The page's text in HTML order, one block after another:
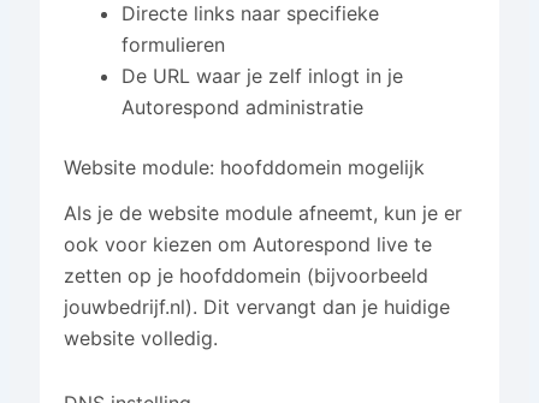
Directe links naar specifieke
formulieren
De URL waar je zelf inlogt in je
Autorespond administratie
Website module: hoofddomein mogelijk
Als je de website module afneemt, kun je er
ook voor kiezen om Autorespond live te
zetten op je hoofddomein (bijvoorbeeld
jouwbedrijf.nl). Dit vervangt dan je huidige
website volledig.